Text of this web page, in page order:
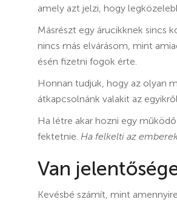
amely azt jelzi, hogy
Másrészt egy árucikknek sincs
nincs más elvárásom, mint
ésén fizetni fogok érte.
Honnan tudjuk, hogy az olyan
átkapcsolnánk valakit az
Ha létre akar hozni egy
fektetnie. Ha felkelti az
Van
Kevésbé számít, mint